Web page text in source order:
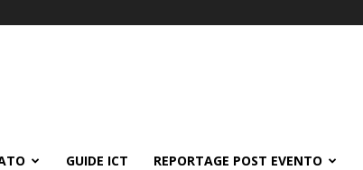
GUIDE ICT REPORTAGE POST EVENTO